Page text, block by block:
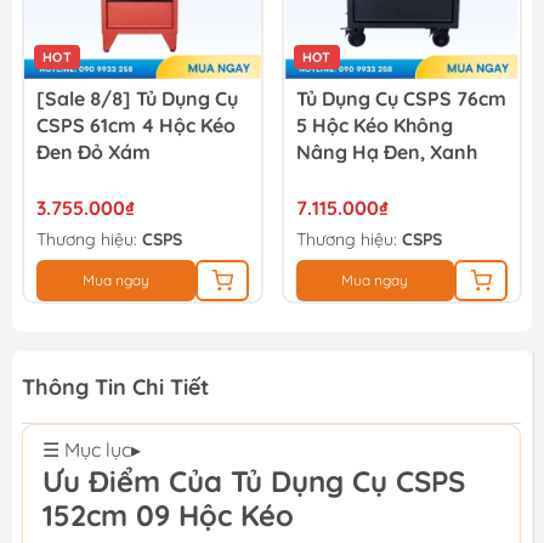
HOT
[Sale 8/8] Tủ Dụng Cụ
CSPS 61cm 4 Hộc Kéo
Đen Đỏ Xám
3.755.000₫
Thương hiệu: CSPS
Mua ngay
HOT
Tủ Dụng Cụ CSPS 76cm
5 Hộc Kéo Không
Nâng Hạ Đen, Xanh
7.115.000₫
Thương hiệu: CSPS
Mua ngay
Thông Tin Chi Tiết
☰ Mục lục▸
Ưu Điểm Của Tủ Dụng Cụ CSPS
152cm 09 Hộc Kéo